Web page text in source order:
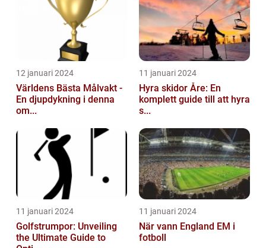
12 januari 2024
Världens Bästa Målvakt -
En djupdykning i denna
om...
11 januari 2024
Hyra skidor Åre: En
komplett guide till att hyra
s...
11 januari 2024
Golfstrumpor: Unveiling
the Ultimate Guide to
11 januari 2024
När vann England EM i
fotboll